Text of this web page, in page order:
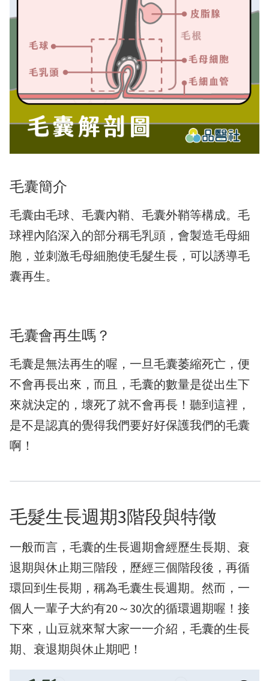
毛囊簡介
毛囊由毛球、毛囊內鞘、毛囊外鞘等構成。毛
球裡內陷深入的部分稱毛乳頭，會製造毛母細
胞，並刺激毛母細胞使毛髮生長，可以誘導毛
囊再生。
毛囊會再生嗎？
毛囊是無法再生的喔，一旦毛囊萎縮死亡，便
不會再長出來，而且，毛囊的數量是從出生下
來就決定的，壞死了就不會再長！聽到這裡，
是不是認真的覺得我們要好好保護我們的毛囊
啊！
毛髮生長週期3階段與特徵
一般而言，毛囊的生長週期會經歷生長期、衰
退期與休止期三階段，歷經三個階段後，再循
環回到生長期，稱為毛囊生長週期。然而，一
個人一輩子大約有20～30次的循環週期喔！接
下來，山豆就來幫大家一一介紹，毛囊的生長
期、衰退期與休止期吧！